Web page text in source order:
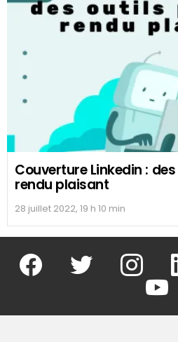
Couverture Linkedin :
rendu plaisant
28 juillet 2022, 19 h 10 min
facebook twitter instagram